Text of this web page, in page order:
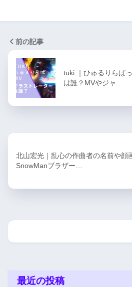
前の記事
tuki.｜ひゅるりらぱ
は誰？MVやジャ…
北山宏光｜乱心の作曲者の名前や顔
SnowManブラザー…
最近の投稿